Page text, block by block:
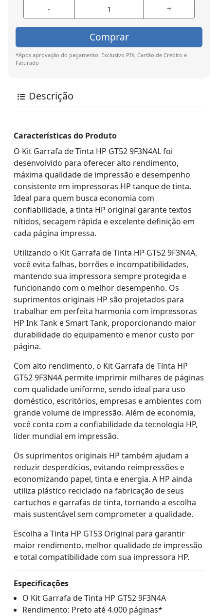
- +
Comprar
*Após aprovação do pagamento. Exclusivo PIX, Cartão de Crédito e
Faturado
Descrição
Características do Produto
O Kit Garrafa de Tinta HP GT52 9F3N4AL foi
desenvolvido para oferecer alto rendimento,
máxima qualidade de impressão e desempenho
consistente em impressoras HP tanque de tinta.
Ideal para quem busca economia com
confiabilidade, a tinta HP original garante textos
nítidos, secagem rápida e excelente definição em
cada página impressa.
Utilizando o Kit Garrafa de Tinta HP GT52 9F3N4A,
você evita falhas, borrões e incompatibilidades,
mantendo sua impressora sempre protegida e
funcionando com o melhor desempenho. Os
suprimentos originais HP são projetados para
trabalhar em perfeita harmonia com impressoras
HP Ink Tank e Smart Tank, proporcionando maior
durabilidade do equipamento e menor custo por
página.
Com alto rendimento, o Kit Garrafa de Tinta HP
GT52 9F3N4A permite imprimir milhares de páginas
com qualidade uniforme, sendo ideal para uso
doméstico, escritórios, empresas e ambientes com
grande volume de impressão. Além de economia,
você conta com a confiabilidade da tecnologia HP,
líder mundial em impressão.
Os suprimentos originais HP também ajudam a
reduzir desperdícios, evitando reimpressões e
economizando papel, tinta e energia. A HP ainda
utiliza plástico reciclado na fabricação de seus
cartuchos e garrafas de tinta, tornando a escolha
mais sustentável sem comprometer a qualidade.
Escolha a Tinta HP GT53 Original para garantir
maior rendimento, melhor qualidade de impressão
e total compatibilidade com sua impressora HP.
Especificações
O Kit Garrafa de Tinta HP GT52 9F3N4A
Rendimento: Preto até 4.000 páginas*